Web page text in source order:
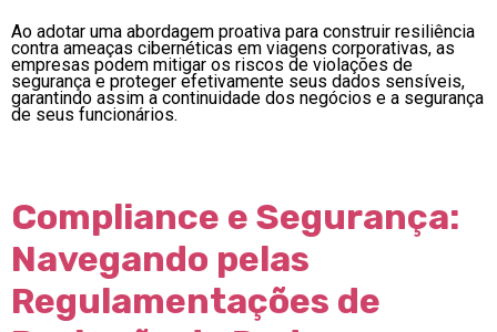
Ao adotar uma abordagem proativa para construir resiliência
contra ameaças cibernéticas em viagens corporativas, as
empresas podem mitigar os riscos de violações de
segurança e proteger efetivamente seus dados sensíveis,
garantindo assim a continuidade dos negócios e a segurança
de seus funcionários.
Compliance e Segurança:
Navegando pelas
Regulamentações de